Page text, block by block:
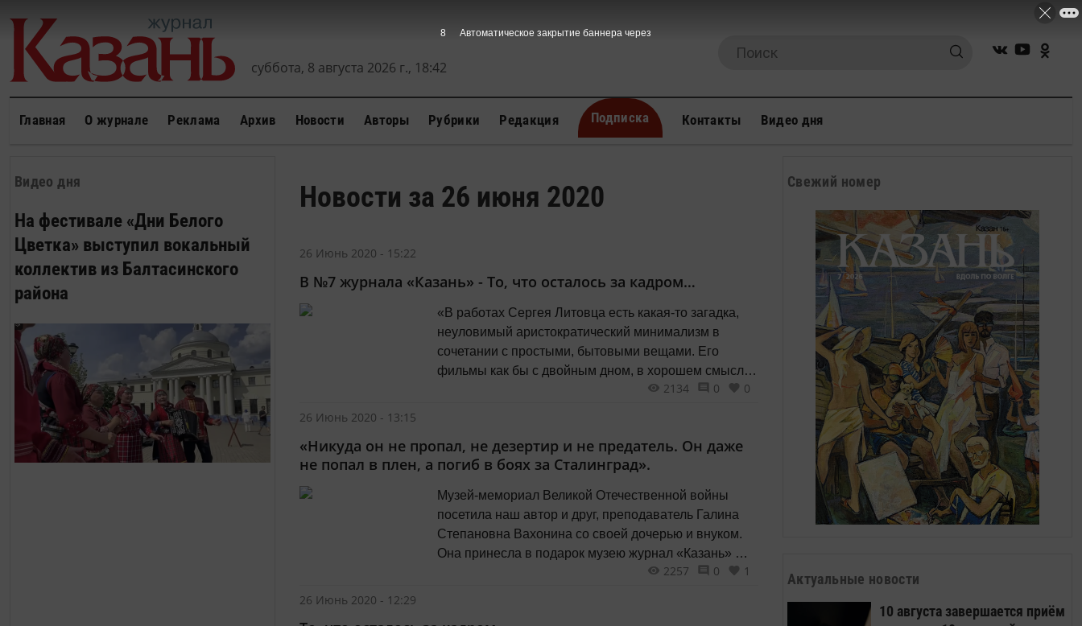
суббота, 8 августа 2026 г., 18:42
Главная О журнале Реклама Архив Новости Авторы Рубрики Редакция Подписка Контакты Видео дня
Видео дня
На фестивале «Дни Белого
Цветка» выступил вокальный
коллектив из Балтасинского
района
Новости за 26 июня 2020
26 Июнь 2020 - 15:22
В №7 журнала «Казань» - То, что осталось за кадром…
«В работах Сергея Литовца есть какая‑то загадка,
неуловимый аристократический минимализм в
сочетании с простыми, бытовыми вещами. Его
фильмы как бы с двойным дном, в хорошем смысле
слова. Есть внешняя сторона, понятная всем, и
2134 0
0
26 Июнь 2020 - 13:15
«Никуда он не пропал, не дезертир и не предатель. Он даже
не попал в плен, а погиб в боях за Сталинград».
Музей-мемориал Великой Отечественной войны
посетила наш автор и друг, преподаватель Галина
Степановна Вахонина со своей дочерью и внуком.
Она принесла в подарок музею журнал «Казань» №
5 за 2020 г. со своей статьей о том, что научный
2257 0
1
26 Июнь 2020 - 12:29
Свежий номер
Актуальные новости
10 августа завершается приём
7 Автоматическое закрытие баннера через